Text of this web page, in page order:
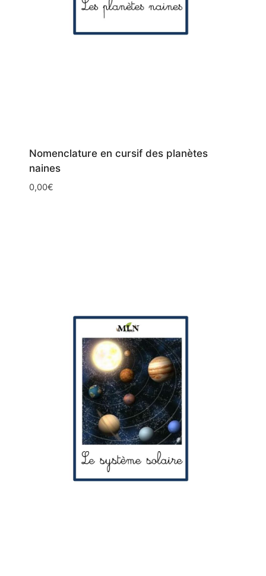
Nomenclature en cursif des planètes
naines
0,00€